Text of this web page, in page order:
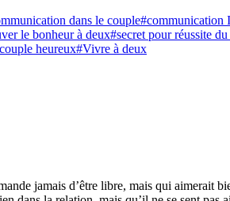
dans le couple#communication
le bonheur à deux#secret pour réussite
heureux#Vivre à deux
jamais d’être libre, mais qui aimerait